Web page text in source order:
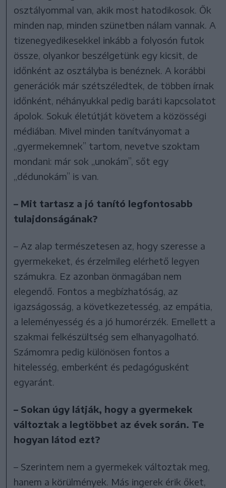
osztályommal van, akik most hatodikosok. Ők
minden nap, minden szünetben nálam vannak. A
tizenegyedikesekkel inkább a folyosón futok
össze, olyankor beszélgetünk egy kicsit, de
időnként az osztályba is benéznek. A korábbi
generációk már szétszéledtek, de többen írnak
időnként, néhányukkal pedig baráti kapcsolatot
ápolok. Sokuk életútját követem a közösségi
médiában. Mivel minden tanítványomat a
„gyermekemnek” tartom, nevetve szoktam
mondani: már sok „unokám”, sőt egy
„dédunokám” is van.
– Mit tartasz a jó tanító legfontosabb
tulajdonságának?
– Az alap természetesen az, hogy szeresse a
gyermekeket, és érzelmileg elérhető legyen
számukra. Ez azonban önmagában nem
elegendő. Fontos a megbízhatóság, az
igazságosság, a következetesség, az empátia,
a leleményesség és a jó humorérzék. Emellett a
szakmai felkészültség sem elhanyagolható.
Számomra pedig különösen fontos a
hitelesség, emberként és pedagógusként
egyaránt.
– Sokan úgy látják, hogy a gyermekek
változtak a legtöbbet az évek során. Te
hogyan látod ezt?
– Szerintem nem a gyermekek változtak meg,
hanem a körülmények. Más ingerek érik őket,